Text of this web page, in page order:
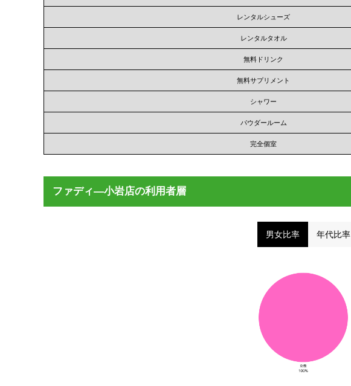
レンタルシューズ
レンタルタオル
無料ドリンク
無料サプリメント
シャワー
パウダールーム
完全個室
ファディ―小岩店の利用者層
男女比率 年代比率